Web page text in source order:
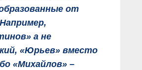
от
а не
«Юрьев» вместо
«Михайлов» –